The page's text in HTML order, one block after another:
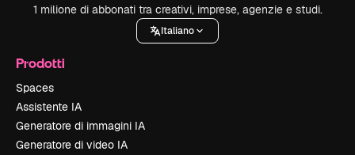
1 milione di abbonati tra creativi, imprese, agenzie e studi.
Italiano
Prodotti
Spaces
Assistente IA
Generatore di immagini IA
Generatore di video IA